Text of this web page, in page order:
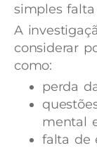
simples
A
considerar
como:
perda
mental
falta de